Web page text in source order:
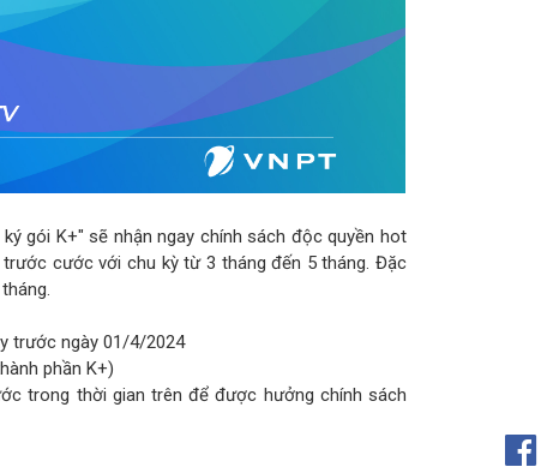
gói K+" sẽ nhận ngay chính sách độc quyền hot
cước với chu kỳ từ 3 tháng đến 5 tháng. Đặc
trước ngày 01/4/2024
phần K+)
trong thời gian trên để được hưởng chính sách